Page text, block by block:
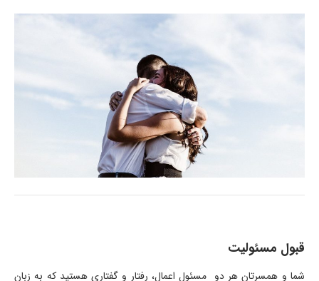
قبول مسئولیت
شما و همسرتان هر دو مسئول اعمال، رفتار و گفتاری هستید که به زبان